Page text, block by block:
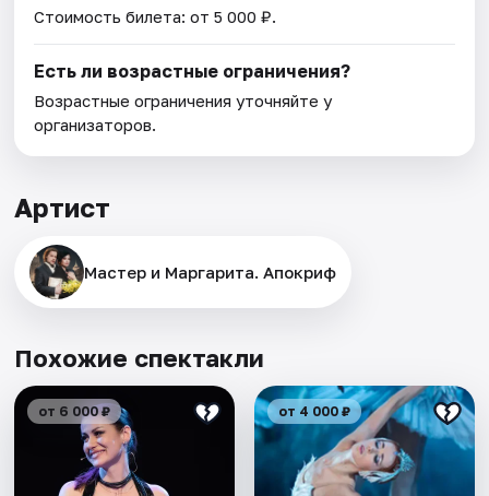
Стоимость билета: от 5 000 ₽.
Есть ли возрастные ограничения?
Возрастные ограничения уточняйте у
организаторов.
Артист
Мастер и Маргарита. Апокриф
Похожие спектакли
от 6 000 ₽ от 4 000 ₽